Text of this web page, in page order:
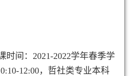
时间：2021-2022学年春季学
12:00，哲社类专业本科